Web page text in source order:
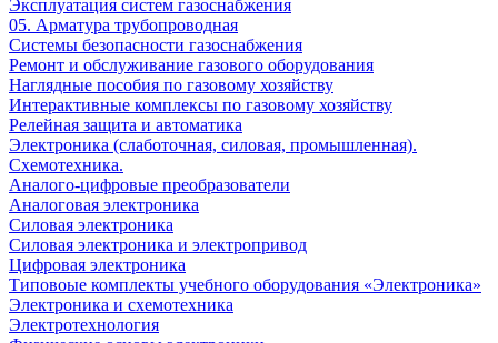
Эксплуатация систем газоснабжения
05. Арматура трубопроводная
Системы безопасности газоснабжения
Ремонт и обслуживание газового оборудования
Наглядные пособия по газовому хозяйству
Интерактивные комплексы по газовому хозяйству
Релейная защита и автоматика
Электроника (слаботочная, силовая, промышленная).
Схемотехника.
Аналого-цифровые преобразователи
Аналоговая электроника
Cиловая электроника
Cиловая электроника и электропривод
Цифровая электроника
Типовоые комплекты учебного оборудования «Электроника»
Электроника и схемотехника
Электротехнология